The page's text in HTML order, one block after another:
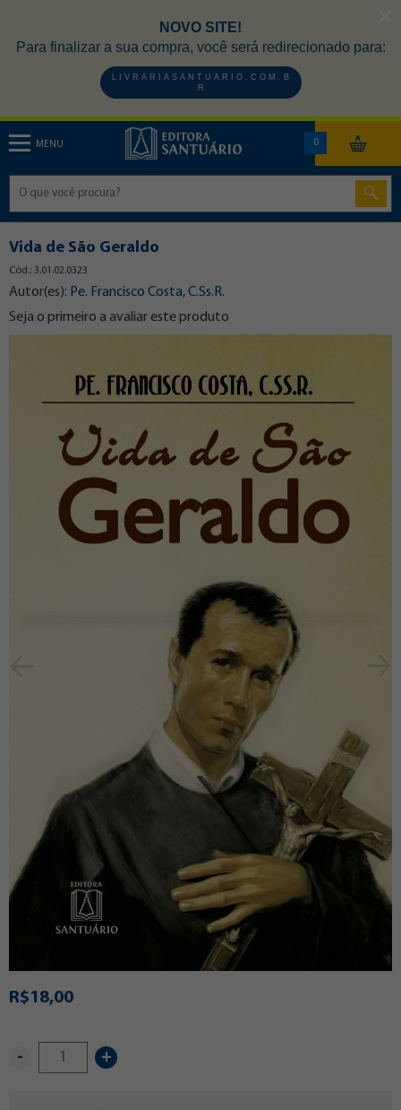
NOVO SITE!
Para finalizar a sua compra, você será redirecionado para:
L I V R A R I A S A N T U A R I O . C O M . B
R
MENU 0
Vida de São Geraldo
Cód.: 3.01.02.0323
Autor(es): Pe. Francisco Costa, C.Ss.R.
Seja o primeiro a avaliar este produto
R$18,00
- +